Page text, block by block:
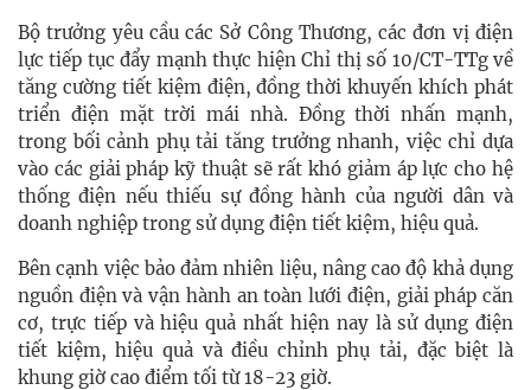
Bộ trưởng yêu cầu các Sở Công Thương, các đơn vị điện
lực tiếp tục đẩy mạnh thực hiện Chỉ thị số 10/CT-TTg về
tăng cường tiết kiệm điện, đồng thời khuyến khích phát
triển điện mặt trời mái nhà. Đồng thời nhấn mạnh,
trong bối cảnh phụ tải tăng trưởng nhanh, việc chỉ dựa
vào các giải pháp kỹ thuật sẽ rất khó giảm áp lực cho hệ
thống điện nếu thiếu sự đồng hành của người dân và
doanh nghiệp trong sử dụng điện tiết kiệm, hiệu quả.
Bên cạnh việc bảo đảm nhiên liệu, nâng cao độ khả dụng
nguồn điện và vận hành an toàn lưới điện, giải pháp căn
cơ, trực tiếp và hiệu quả nhất hiện nay là sử dụng điện
tiết kiệm, hiệu quả và điều chỉnh phụ tải, đặc biệt là
khung giờ cao điểm tối từ 18-23 giờ.